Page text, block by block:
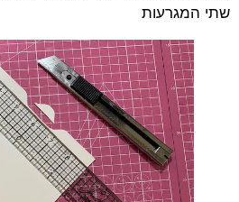
שתי המגרעות